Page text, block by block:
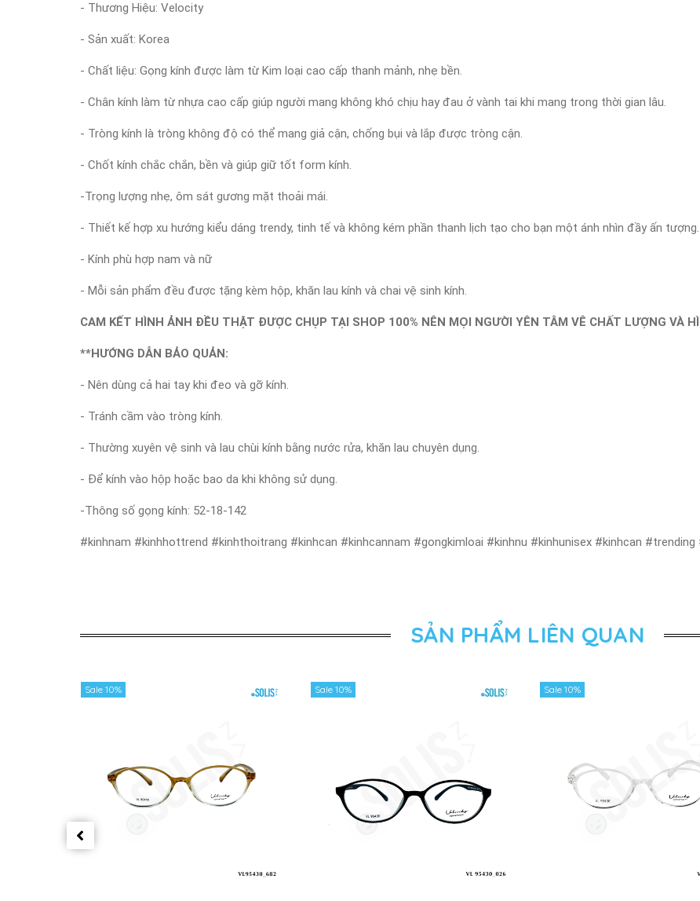
- Thương Hiệu: Velocity
- Sản xuất: Korea
- Chất liệu: Gọng kính được làm từ Kim loại cao cấp thanh mảnh, nhẹ bền.
- Chân kính làm từ nhựa cao cấp giúp người mang không khó chịu hay đau ở vành tai khi mang trong thời gian lâu.
- Tròng kính là tròng không độ có thể mang giả cận, chống bụi và lắp được tròng cận.
- Chốt kính chắc chắn, bền và giúp giữ tốt form kính.
-Trọng lượng nhẹ, ôm sát gương mặt thoải mái.
- Thiết kế hợp xu hướng kiểu dáng trendy, tinh tế và không kém phần thanh lịch tạo cho bạn một ánh nhìn đầy ấn tượng.
- Kính phù hợp nam và nữ
- Mỗi sản phẩm đều được tặng kèm hộp, khăn lau kính và chai vệ sinh kính.
CAM KẾT HÌNH ẢNH ĐỀU THẬT ĐƯỢC CHỤP TẠI SHOP 100% NÊN MỌI NGƯỜI YÊN TÂM VÊ CHẤT LƯỢNG VÀ
**HƯỚNG DẪN BẢO QUẢN:
- Nên dùng cả hai tay khi đeo và gỡ kính.
- Tránh cầm vào tròng kính.
- Thường xuyên vệ sinh và lau chùi kính bằng nước rửa, khăn lau chuyên dụng.
- Để kính vào hộp hoặc bao da khi không sử dụng.
-Thông số gọng kính: 52-18-142
#kinhnam #kinhhottrend #kinhthoitrang #kinhcan #kinhcannam #gongkimloai #kinhnu #kinhunisex #kinhcan #trending
SẢN PHẨM LIÊN QUAN
Sale 10% Sale 10% Sale 10%